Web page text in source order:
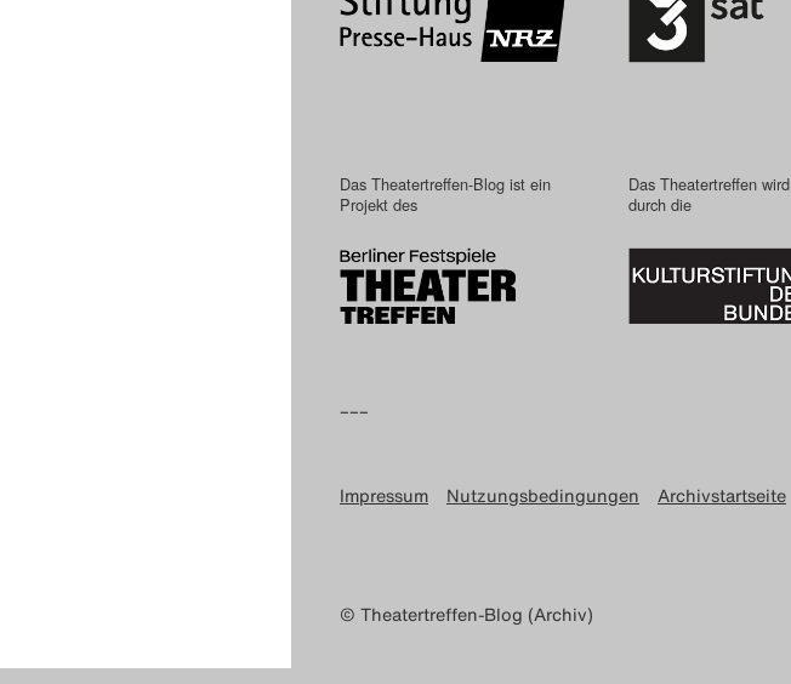
Das Theatertreffen-Blog ist ein
Projekt des
Das Theatertreffen
durch die
–––
Impressum Nutzungsbedingungen Archivstartseite
© Theatertreffen-Blog (Archiv)